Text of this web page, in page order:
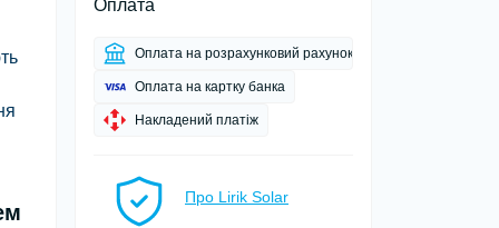
Оплата
Оплата на розрахунковий рахунок
Оплата на картку банка
Накладений платіж
Про Lirik Solar